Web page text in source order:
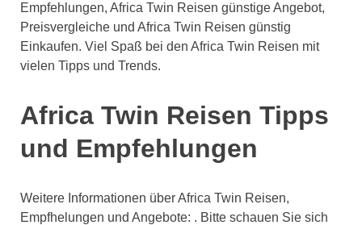
Empfehlungen, Africa Twin Reisen günstige Angebot,
Preisvergleiche und Africa Twin Reisen günstig
Einkaufen. Viel Spaß bei den Africa Twin Reisen mit
vielen Tipps und Trends.
Africa Twin Reisen Tipps
und Empfehlungen
Weitere Informationen über Africa Twin Reisen,
Empfhelungen und Angebote: . Bitte schauen Sie sich